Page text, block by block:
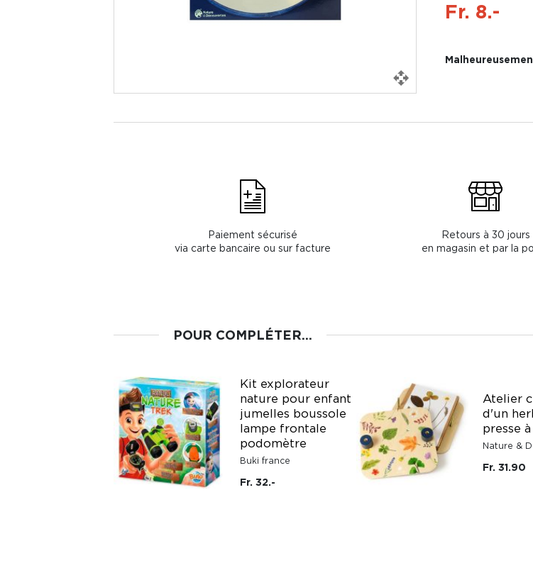
Fr. 8.-
Paiement sécurisé
via carte bancaire ou sur facture
Retours à 30 jours
en magasin et par la
POUR COMPLÉTER...
Kit explorateur
nature pour enfant
jumelles boussole
lampe frontale
podomètre
Buki france
Fr. 32.-
Atelier
d'un
presse
Nature &
Fr. 31.90